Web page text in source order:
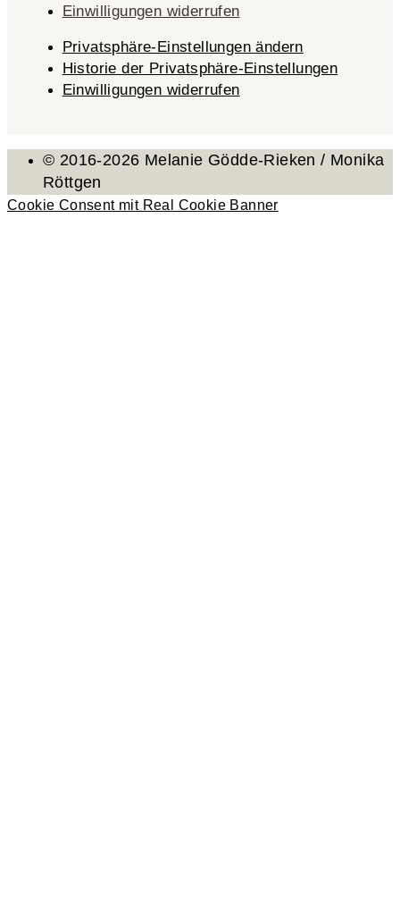
Einwilligungen widerrufen
Privatsphäre-Einstellungen ändern
Historie der Privatsphäre-Einstellungen
Einwilligungen widerrufen
© 2016-2026 Melanie Gödde-Rieken / Monika
Röttgen
Cookie Consent mit Real Cookie Banner